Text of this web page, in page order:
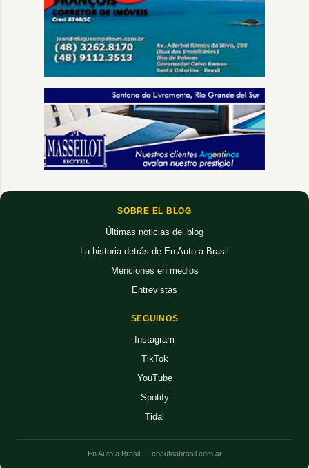
SOBRE EL BLOG
Últimas noticias del blog
La historia detrás de En Auto a Brasil
Menciones en medios
Entrevistas
SEGUINOS
Instagram
TikTok
YouTube
Spotify
Tidal
En Auto a Brasil — enautoabrasil.com.ar